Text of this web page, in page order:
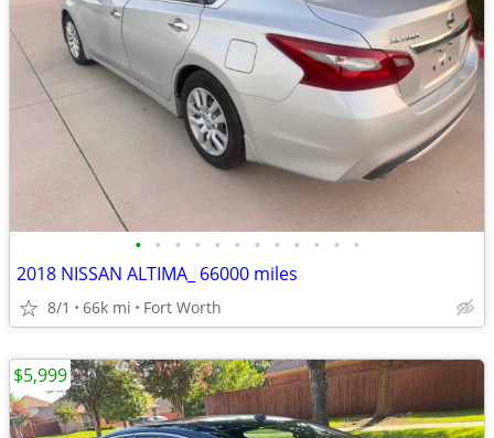
• • • • • • • • • • • •
2018 NISSAN ALTIMA_ 66000 miles
8/1 66k mi Fort Worth
$5,999